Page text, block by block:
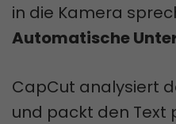
in die Kamera
Automatische
CapCut analysiert
und packt den Text